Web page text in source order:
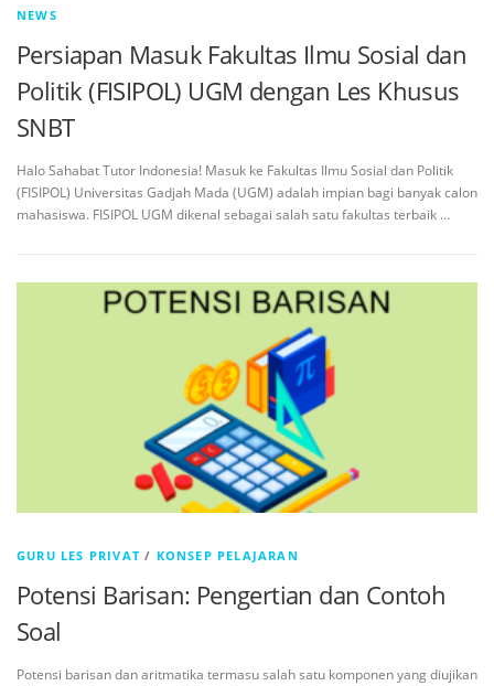
NEWS
Persiapan Masuk Fakultas Ilmu Sosial dan
Politik (FISIPOL) UGM dengan Les Khusus
SNBT
Halo Sahabat Tutor Indonesia! Masuk ke Fakultas Ilmu Sosial dan Politik
(FISIPOL) Universitas Gadjah Mada (UGM) adalah impian bagi banyak calon
mahasiswa. FISIPOL UGM dikenal sebagai salah satu fakultas terbaik …
GURU LES PRIVAT / KONSEP PELAJARAN
Potensi Barisan: Pengertian dan Contoh
Soal
Potensi barisan dan aritmatika termasu salah satu komponen yang diujikan